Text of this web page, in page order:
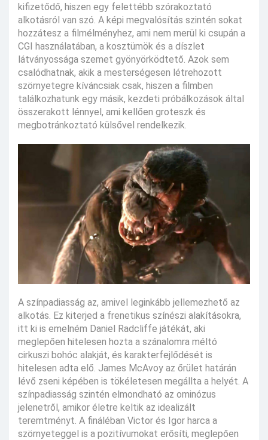
kifizetődő, hiszen egy felettébb szórakoztató
alkotásról van szó. A képi megvalósítás szintén sokat
hozzátesz a filmélményhez, ami nem merül ki csupán a
CGI használatában, a kosztümök és a díszlet
látványossága szemet gyönyörködtető. Azok sem
csalódhatnak, akik a mesterségesen létrehozott
szörnyetegre kíváncsiak csak, hiszen a filmben
találkozhatunk egy másik, kezdeti próbálkozások által
összerakott lénnyel, ami kellően groteszk és
megbotránkoztató külsővel rendelkezik.
A színpadiasság az, amivel leginkább jellemezhető az
alkotás. Ez kiterjed a frenetikus színészi alakításokra,
itt ki is emelném Daniel Radcliffe játékát, aki
meglepően hitelesen hozta a szánalomra méltó
cirkuszi bohóc alakját, és karakterfejlődését is
hitelesen adta elő. James McAvoy az őrület határán
lévő zseni képében is tökéletesen megállta a helyét. A
színpadiasság szintén elmondható az ominózus
jelenetről, amikor életre keltik az idealizált
teremtményt. A fináléban Victor és Igor harca a
szörnyeteggel is a pozitívumokat erősíti, meglepően